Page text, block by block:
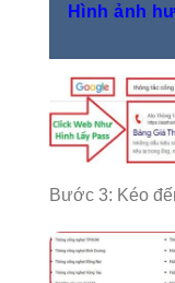
Hình ảnh
Bước 3: Kéo